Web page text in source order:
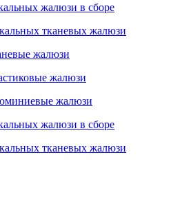
жалюзи в сборе
тканевых жалюзи
жалюзи
жалюзи
жалюзи
жалюзи в сборе
тканевых жалюзи